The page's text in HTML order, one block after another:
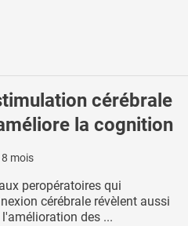
cérébrale
la cognition
mois
peropératoires qui
cérébrale révèlent aussi
des ...